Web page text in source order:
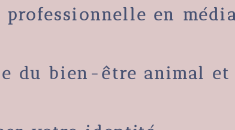
en
du bien-être animal et